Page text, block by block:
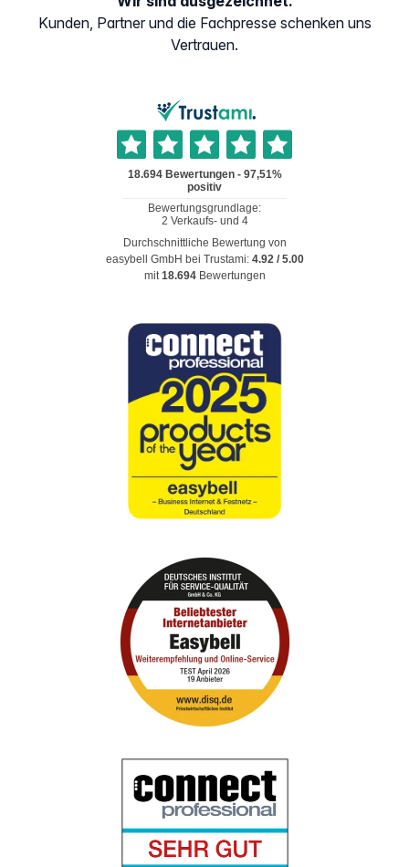
Kunden, Partner und die Fachpresse schenken uns
Vertrauen.
Durchschnittliche Bewertung von
easybell GmbH bei Trustami: 4.92/ 5.00
mit18.694 Bewertungen